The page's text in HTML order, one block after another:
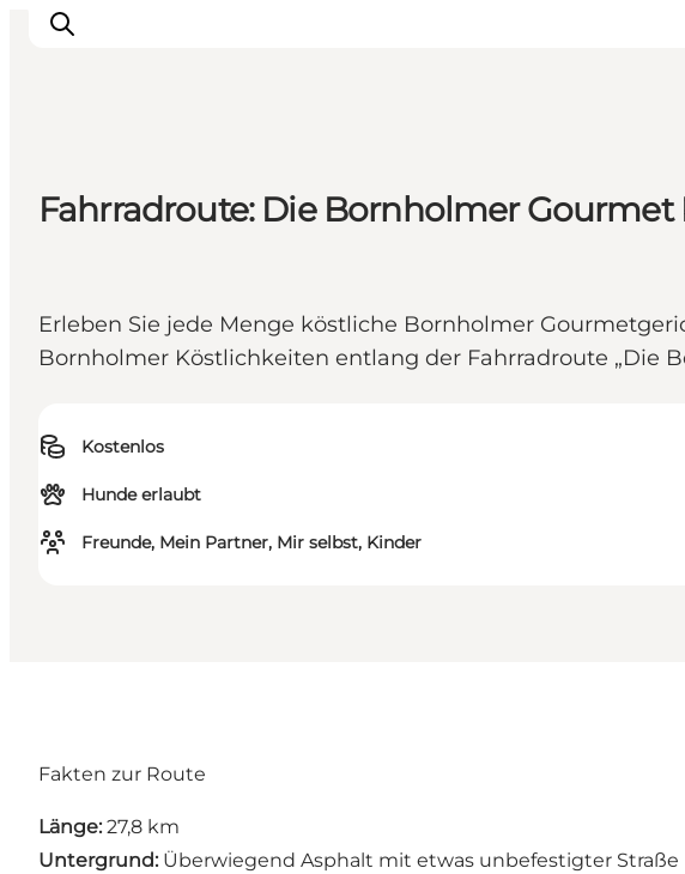
Inspiration
Reiseplanung
Fahrradroute: Die Bornholmer Gourmet
Erleben Sie jede Menge köstliche Bornholmer
Bornholmer Köstlichkeiten entlang der Fahrradroute „Die
Kostenlos
Hunde erlaubt
Freunde, Mein Partner, Mir selbst, Kinder
Fakten zur Route
Länge: 27,8 km
Untergrund: Überwiegend Asphalt mit etwas unbefestigter Straße